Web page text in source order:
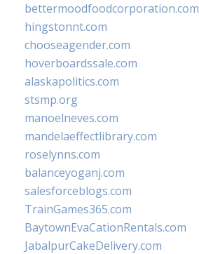
bettermoodfoodcorporation.com
hingstonnt.com
chooseagender.com
hoverboardssale.com
alaskapolitics.com
stsmp.org
manoelneves.com
mandelaeffectlibrary.com
roselynns.com
balanceyoganj.com
salesforceblogs.com
TrainGames365.com
BaytownEvaCationRentals.com
JabalpurCakeDelivery.com